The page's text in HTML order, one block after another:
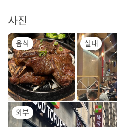
사진
음식 실내
외부